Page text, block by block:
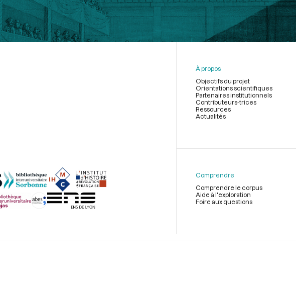
page
À propos
Objectifs du projet
Orientations scientifiques
Partenaires institutionnels
Contributeurs-trices
Ressources
Actualités
Comprendre
Comprendre le corpus
Aide à l'exploration
Foire aux questions